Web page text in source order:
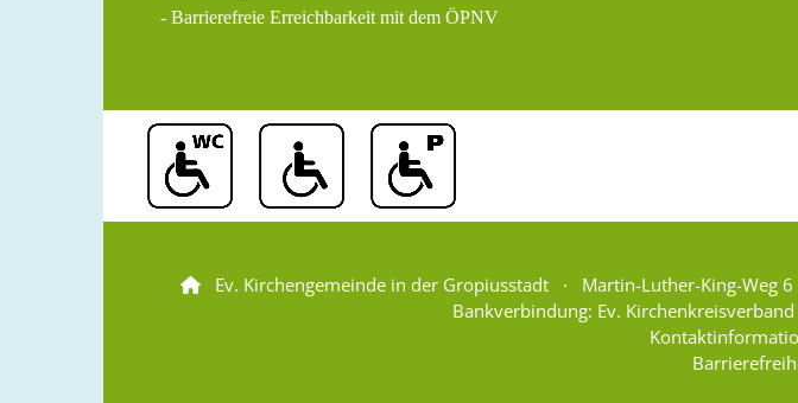
- Barrierefreie Erreichbarkeit mit dem ÖPNV
 Ev. Kirchengemeinde in der Gropiusstadt · Martin-Luther-King-
Bankverbindung: Ev.